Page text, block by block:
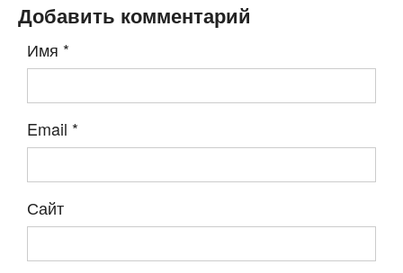
Добавить комментарий
Имя *
Email *
Сайт